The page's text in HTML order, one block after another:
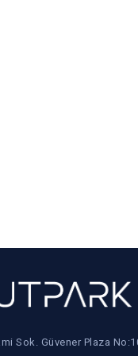
Sok. Güvener Plaza